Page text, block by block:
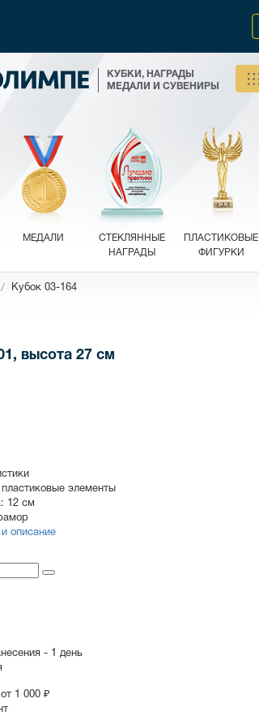
КУБКИ, НАГРАДЫ
МЕДАЛИ И СУВЕНИРЫ
МЕДАЛИ
СТЕКЛЯННЫЕ
НАГРАДЫ
ПЛАСТИКОВЫЕ
ФИГУРКИ
Кубок 03-164
высота 27 см
элементы
12 см
описание
- 1 день
1 000 ₽